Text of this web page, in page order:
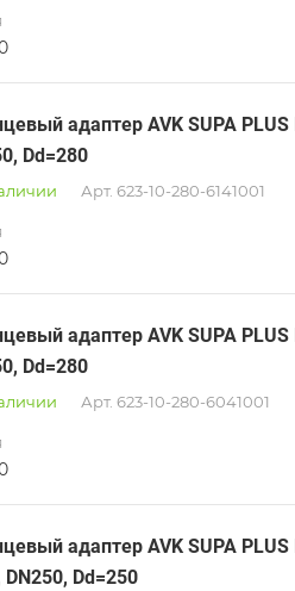
адаптер AVK SUPA
Dd=280
Арт. 623-10-280-6141001
адаптер AVK SUPA
Dd=280
Арт. 623-10-280-6041001
адаптер AVK SUPA
DN250, Dd=250